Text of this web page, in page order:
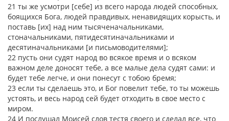
21 ты же усмотри [себе] из всего народа людей способных,
боящихся Бога, людей правдивых, ненавидящих корысть, и
поставь [их] над ним тысяченачальниками,
стоначальниками, пятидесятиначальниками и
десятиначальниками [и письмоводителями];
22 пусть они судят народ во всякое время и о всяком
важном деле доносят тебе, а все малые дела судят сами: и
будет тебе легче, и они понесут с тобою бремя;
23 если ты сделаешь это, и Бог повелит тебе, то ты можешь
устоять, и весь народ сей будет отходить в свое место с
миром.
24 И послушал Моисей слов тестя своего и сделал все, что